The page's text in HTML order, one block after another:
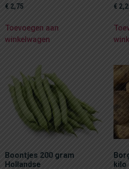
€ 2,75
Toevoegen aan
winkelwagen
€
Boontjes 200 gram
Hollandse
kilo